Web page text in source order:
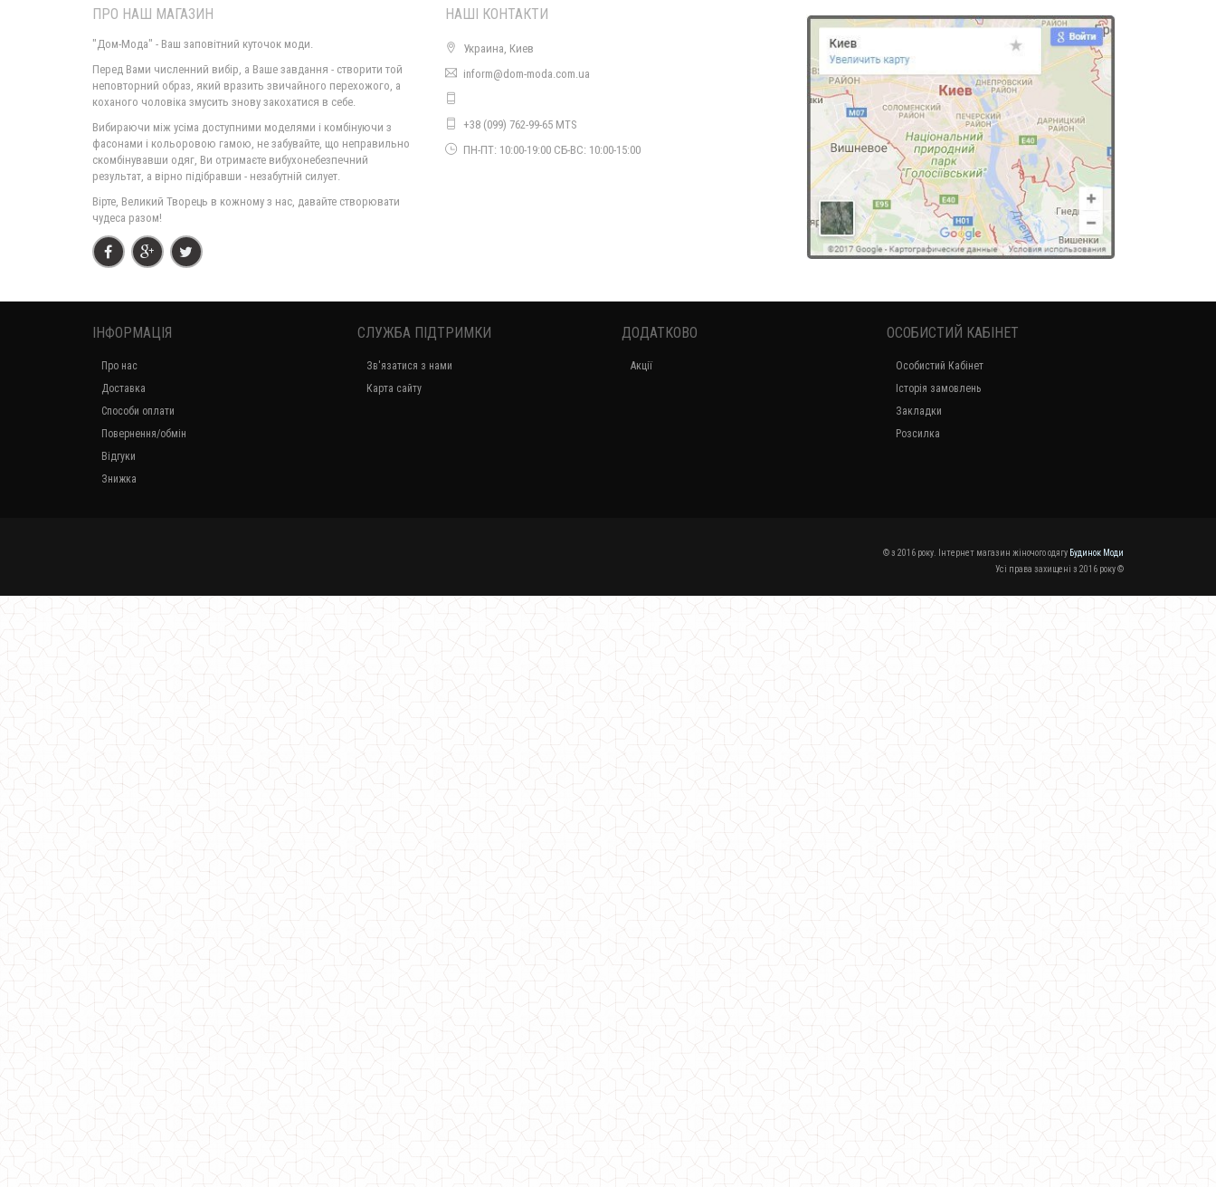
Жіноча стьобана куртка з холлофайбером батал
Жіноча стьобана куртка з холлофайбером
Зимова жіноча подовжена куртка з хутром великого розміру
1490.00грн.
Жіноча подовжена зимова куртка великого розміру
1400.00грн.
ПРО НАШ МАГАЗИН
"Дом-Мода" - Ваш заповітний куточок моди.
Перед Вами численний вибір, а Ваше завдання - створити той
неповторний образ, який вразить звичайного перехожого, а
коханого чоловіка змусить знову закохатися в себе.
Вибираючи між усіма доступними моделями і комбінуючи з
фасонами і кольоровою гамою, не забувайте, що неправильно
скомбінувавши одяг, Ви отримаєте вибухонебезпечний
результат, а вірно підібравши - незабутній силует.
Вірте, Великий Творець в кожному з нас, давайте створювати
чудеса разом!
НАШІ КОНТАКТИ
Украина, Киев
inform@dom-moda.com.ua
+38 (099) 762-99-65 MTS
ПН-ПТ: 10:00-19:00 СБ-ВС: 10:00-15:00
ІНФОРМАЦІЯ
Про нас
Доставка
Способи оплати
Повернення/обмін
Відгуки
Знижка
СЛУЖБА ПІДТРИМКИ
Зв'язатися з нами
Карта сайту
ДОДАТКОВО
Акції
ОСОБИСТИЙ КАБІНЕТ
Особистий Кабінет
Історія замовлень
Закладки
Розсилка
© з 2016 року. Інтернет магазин жіночого одягу Будинок Моди
Усі права захищені з 2016 року ©